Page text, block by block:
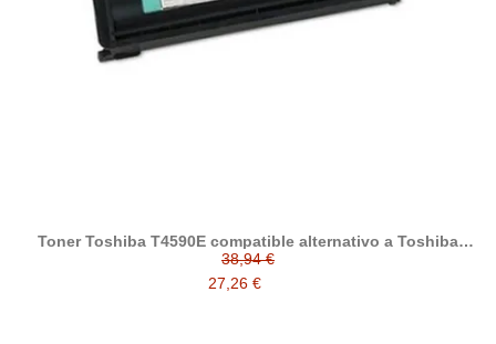
Toner Toshiba T4590E compatible alternativo a Toshiba
6AJ00000086
38,94 €
27,26 €